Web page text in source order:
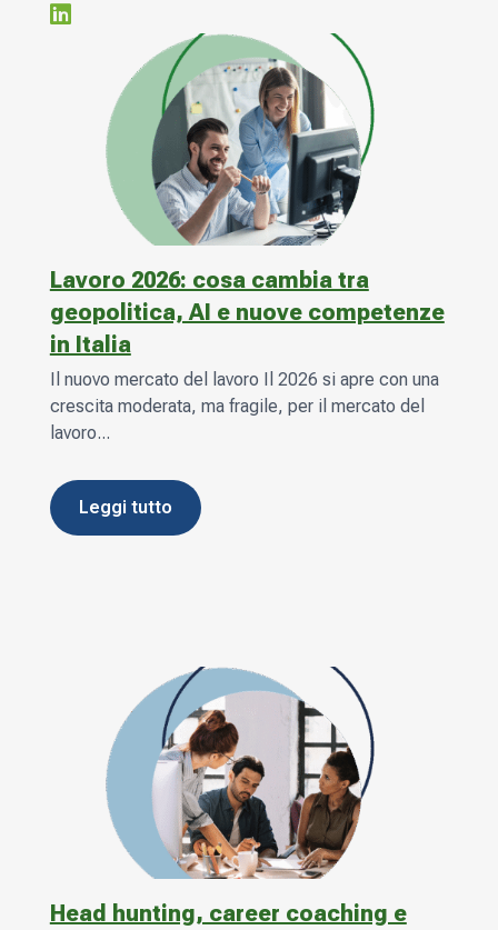
Lavoro 2026: cosa cambia tra
geopolitica, AI e nuove competenze
in Italia
Il nuovo mercato del lavoro Il 2026 si apre con una
crescita moderata, ma fragile, per il mercato del
lavoro...
leggi tutto
Head hunting, career coaching e
